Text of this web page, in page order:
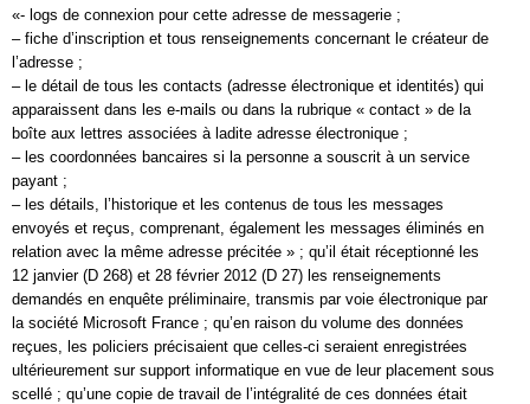
«- logs de connexion pour cette adresse de messagerie ;
– fiche d’inscription et tous renseignements concernant le créateur de
l’adresse ;
– le détail de tous les contacts (adresse électronique et identités) qui
apparaissent dans les e-mails ou dans la rubrique « contact » de la
boîte aux lettres associées à ladite adresse électronique ;
– les coordonnées bancaires si la personne a souscrit à un service
payant ;
– les détails, l’historique et les contenus de tous les messages
envoyés et reçus, comprenant, également les messages éliminés en
relation avec la même adresse précitée » ; qu’il était réceptionné les
12 janvier (D 268) et 28 février 2012 (D 27) les renseignements
demandés en enquête préliminaire, transmis par voie électronique par
la société Microsoft France ; qu’en raison du volume des données
reçues, les policiers précisaient que celles-ci seraient enregistrées
ultérieurement sur support informatique en vue de leur placement sous
scellé ; qu’une copie de travail de l’intégralité de ces données était